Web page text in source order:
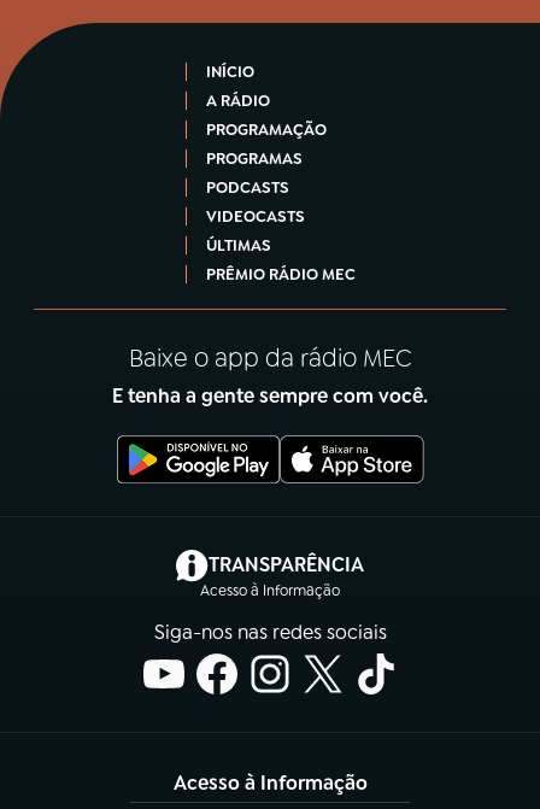
INÍCIO
A RÁDIO
PROGRAMAÇÃO
PROGRAMAS
PODCASTS
VIDEOCASTS
ÚLTIMAS
PRÊMIO RÁDIO MEC
Baixe o app da rádio MEC
E tenha a gente sempre com você.
TRANSPARÊNCIA
Acesso à Informação
(abre em nova aba)
Siga-nos nas redes sociais
Acesso à Informação